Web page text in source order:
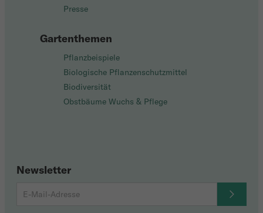
Presse
Gartenthemen
Pflanzbeispiele
Biologische Pflanzenschutzmittel
Biodiversität
Obstbäume Wuchs & Pflege
Newsletter